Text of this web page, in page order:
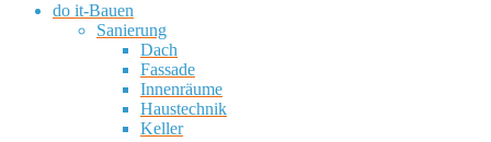
do it-Bauen
Sanierung
Dach
Fassade
Innenräume
Haustechnik
Keller